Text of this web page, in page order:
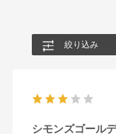
絞り込み
シモンズゴール